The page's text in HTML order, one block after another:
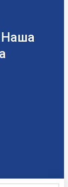
Наша